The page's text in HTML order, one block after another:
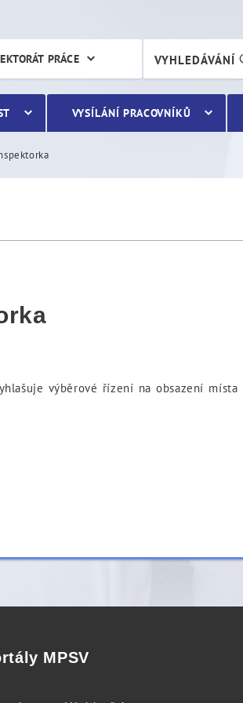
VYHLEDÁVÁNÍ
PRÁCE
VYSÍLÁNÍ PRACOVNÍKŮ
výběrové řízení na obsazení místa
MPSV